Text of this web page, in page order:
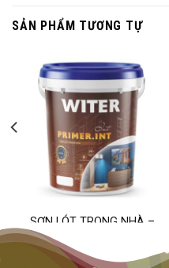
SẢN PHẨM TƯƠNG TỰ
SƠN LÓT TRONG NHÀ –